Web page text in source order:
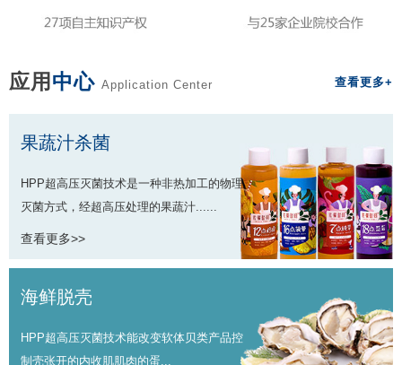
应用 中心 Application Center 查看更多+
果蔬汁杀菌
HPP超高压灭菌技术是一种非热加工的物理
灭菌方式，经超高压处理的果蔬汁......
查看更多>>
海鲜脱壳
HPP超高压灭菌技术能改变软体贝类产品控
制壳张开的内收肌肌肉的蛋...